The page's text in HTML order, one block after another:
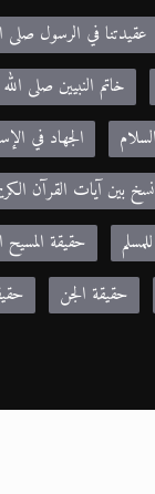
عقيدتنا في الرسول صلى
خاتم النبيين صلى
الجهاد في
بين آيات القرآن
حقيقة المسيح
حقيقة الجن